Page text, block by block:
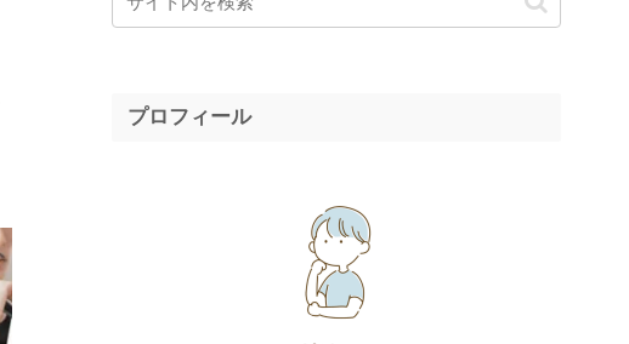
プロフィール